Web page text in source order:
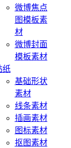
微博焦点
图模板素
材
微博封面
模板素材
纸
基础形状
素材
线条素材
插画素材
图标素材
抠图素材